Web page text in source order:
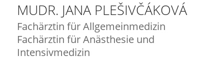
MUDR. JANA PLEŠIVČÁKOVÁ
Fachärztin für Allgemeinmedizin
Fachärztin für Anästhesie und
Intensivmedizin